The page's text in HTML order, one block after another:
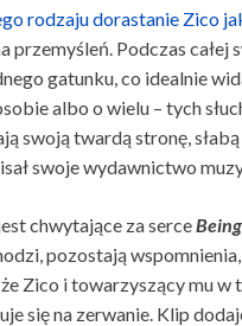
rodzaju dorastanie Zico
przemyśleń. Podczas
gatunku, co idealnie
albo o wielu – tych
swoją twardą stronę,
swoje wydawnictwo
chwytające za serce
pozostają
Zico i towarzyszący mu w
się na zerwanie. Klip